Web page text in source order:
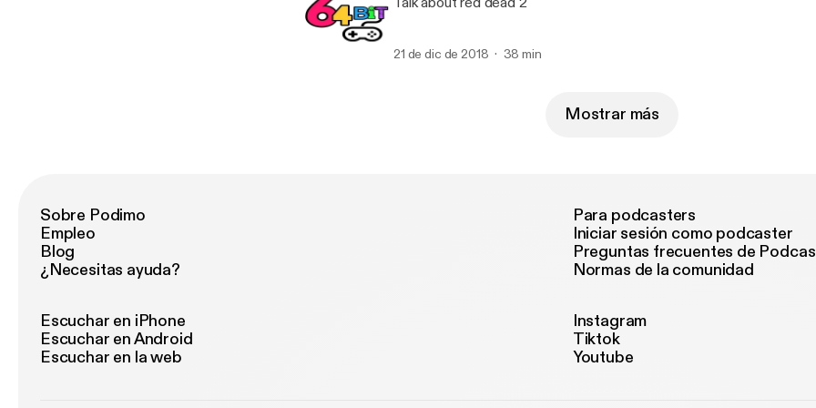
21 de dic de 2018 38 min
Mostrar más
Sobre Podimo
Empleo
Blog
¿Necesitas ayuda?
Para podcasters
Iniciar sesión como podcaster
Preguntas frecuentes de
Normas de la comunidad
Escuchar en iPhone
Escuchar en Android
Escuchar en la web
Instagram
Tiktok
Youtube